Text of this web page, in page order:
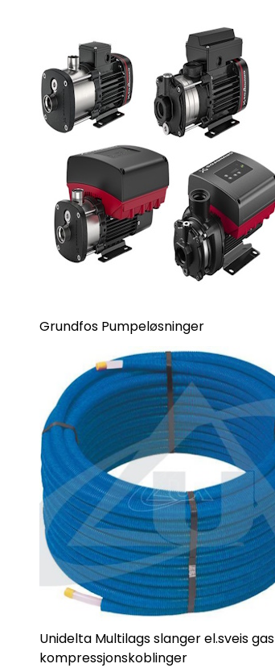
Grundfos Pumpeløsninger
Unidelta Multilags slanger el.sveis gas
kompressjonskoblinger